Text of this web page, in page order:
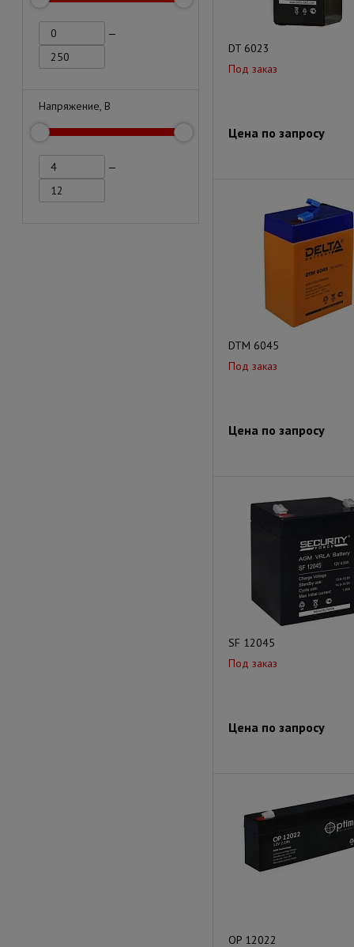
—
Напряжение, В
—
DT 6023
Под заказ
Цена по запросу
DTM 6045
Под заказ
Цена по запросу
SF 12045
Под заказ
Цена по запросу
OP 12022